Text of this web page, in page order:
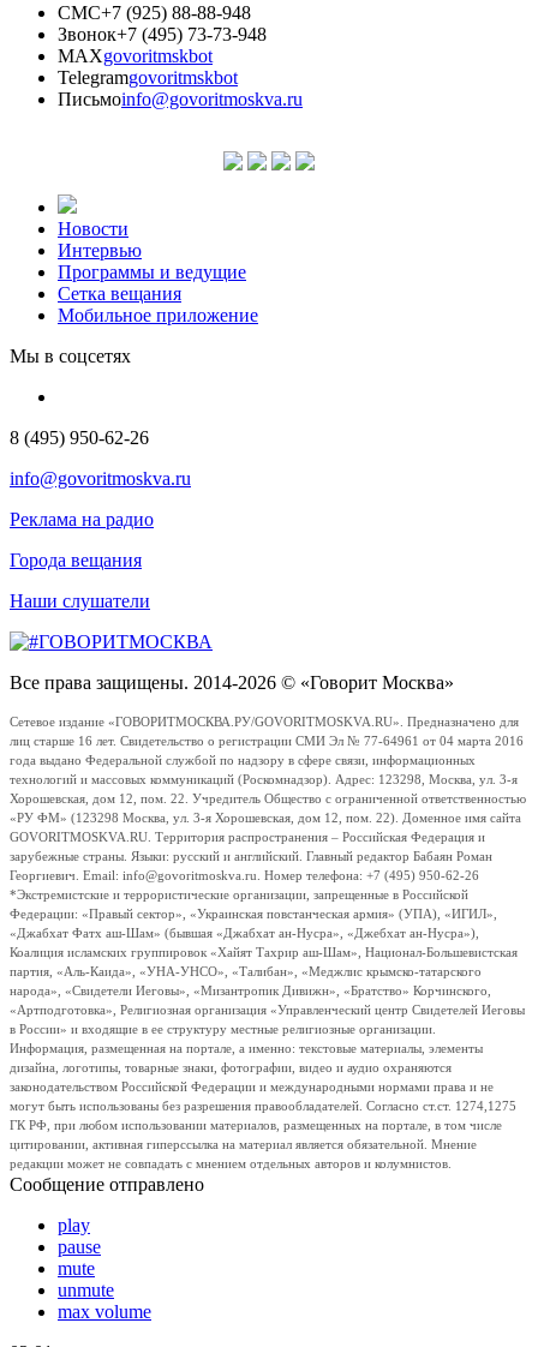
СМС+7 (925) 88-88-948
Звонок+7 (495) 73-73-948
MAXgovoritmskbot
Telegramgovoritmskbot
Письмоinfo@govoritmoskva.ru
Новости
Интервью
Программы и ведущие
Сетка вещания
Мобильное приложение
Мы в соцсетях
8 (495) 950-62-26
info@govoritmoskva.ru
Реклама на радио
Города вещания
Наши слушатели
Все права защищены. 2014-2026 © «Говорит Москва»
Сетевое издание «ГОВОРИТМОСКВА.РУ/GOVORITMOSKVA.RU». Предназначено для
лиц старше 16 лет. Свидетельство о регистрации СМИ Эл № 77-64961 от 04 марта 2016
года выдано Федеральной службой по надзору в сфере связи, информационных
технологий и массовых коммуникаций (Роскомнадзор). Адрес: 123298, Москва, ул. 3-я
Хорошевская, дом 12, пом. 22. Учредитель Общество с ограниченной ответственностью
«РУ ФМ» (123298 Москва, ул. 3-я Хорошевская, дом 12, пом. 22). Доменное имя сайта
GOVORITMOSKVA.RU. Территория распространения – Российская Федерация и
зарубежные страны. Языки: русский и английский. Главный редактор Бабаян Роман
Георгиевич. Email: info@govoritmoskva.ru. Номер телефона: +7 (495) 950-62-26
*Экстремистские и террористические организации, запрещенные в Российской
Федерации: «Правый сектор», «Украинская повстанческая армия» (УПА), «ИГИЛ»,
«Джабхат Фатх аш-Шам» (бывшая «Джабхат ан-Нусра», «Джебхат ан-Нусра»),
Коалиция исламских группировок «Хайят Тахрир аш-Шам», Национал-Большевистская
партия, «Аль-Каида», «УНА-УНСО», «Талибан», «Меджлис крымско-татарского
народа», «Свидетели Иеговы», «Мизантропик Дивижн», «Братство» Корчинского,
«Артподготовка», Религиозная организация «Управленческий центр Свидетелей Иеговы
в России» и входящие в ее структуру местные религиозные организации.
Информация, размещенная на портале, а именно: текстовые материалы, элементы
дизайна, логотипы, товарные знаки, фотографии, видео и аудио охраняются
законодательством Российской Федерации и международными нормами права и не
могут быть использованы без разрешения правообладателей. Согласно ст.ст. 1274,1275
ГК РФ, при любом использовании материалов, размещенных на портале, в том числе
цитировании, активная гиперссылка на материал является обязательной. Мнение
редакции может не совпадать с мнением отдельных авторов и колумнистов.
Сообщение отправлено
play
pause
mute
unmute
max volume